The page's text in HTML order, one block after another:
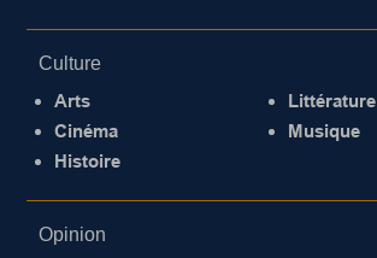
Culture
Arts
Cinéma
Histoire
Littérature
Musique
Opinion